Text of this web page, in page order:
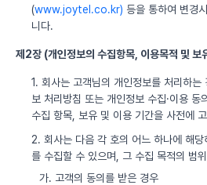
(www.joytel.co.kr) 등을 통하여 변경
니다.
제2장 (개인정보의 수집항목, 이용목적 및 보
1. 회사는 고객님의 개인정보를 처리하는
보 처리방침 또는 개인정보 수집·이용 동
수집 항목, 보유 및 이용 기간을 사전에
2. 회사는 다음 각 호의 어느 하나에 해
를 수집할 수 있으며, 그 수집 목적의 범
가. 고객의 동의를 받은 경우